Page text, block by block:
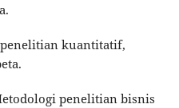
penelitian kuantitatif,
penelitian bisnis